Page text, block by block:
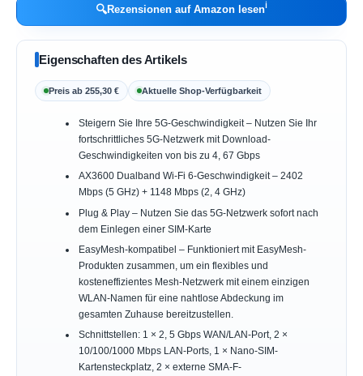
🔍Rezensionen auf Amazon lesenℹ︎
Eigenschaften des Artikels
Preis ab 255,30 € Aktuelle Shop-Verfügbarkeit
Steigern Sie Ihre 5G-Geschwindigkeit – Nutzen Sie Ihr
fortschrittliches 5G-Netzwerk mit Download-
Geschwindigkeiten von bis zu 4, 67 Gbps
AX3600 Dualband Wi-Fi 6-Geschwindigkeit – 2402
Mbps (5 GHz) + 1148 Mbps (2, 4 GHz)
Plug & Play – Nutzen Sie das 5G-Netzwerk sofort nach
dem Einlegen einer SIM-Karte
EasyMesh-kompatibel – Funktioniert mit EasyMesh-
Produkten zusammen, um ein flexibles und
kosteneffizientes Mesh-Netzwerk mit einem einzigen
WLAN-Namen für eine nahtlose Abdeckung im
gesamten Zuhause bereitzustellen.
Schnittstellen: 1 × 2, 5 Gbps WAN/LAN-Port, 2 ×
10/100/1000 Mbps LAN-Ports, 1 × Nano-SIM-
Kartensteckplatz, 2 × externe SMA-F-